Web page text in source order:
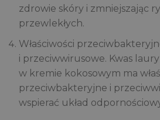
zdrowie skóry i zmniejszając
przewlekłych.
Właściwości
i przeciwwirusowe. Kwas
w kremie kokosowym ma
przeciwbakteryjne i
wspierać układ